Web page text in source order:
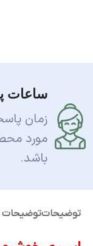
ساعات
زمان
باشد.
توضیحاتتوضیحات